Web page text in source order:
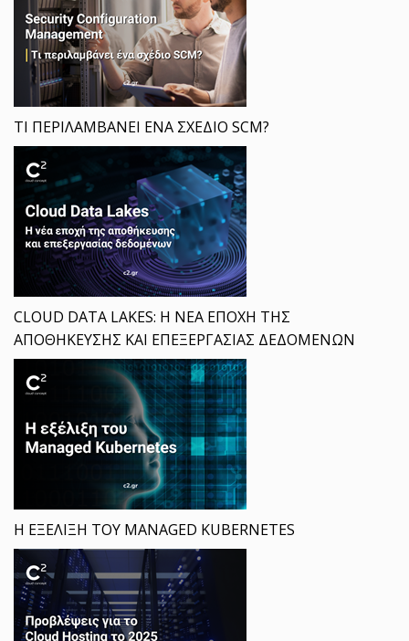
ΤΙ ΠΕΡΙΛΑΜΒΑΝΕΙ ΕΝΑ ΣΧΕΔΙΟ SCM?
CLOUD DATA LAKES: Η ΝΕΑ ΕΠΟΧΗ ΤΗΣ
ΑΠΟΘΗΚΕΥΣΗΣ ΚΑΙ ΕΠΕΞΕΡΓΑΣΙΑΣ ΔΕΔΟΜΕΝΩΝ
Η ΕΞΕΛΙΞΗ ΤΟΥ MANAGED KUBERNETES